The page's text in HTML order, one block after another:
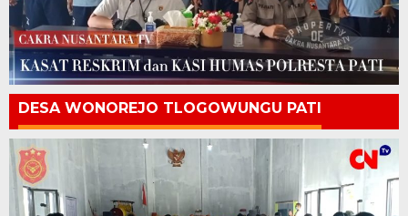
DESA WONOREJO TLOGOWUNGU PATI